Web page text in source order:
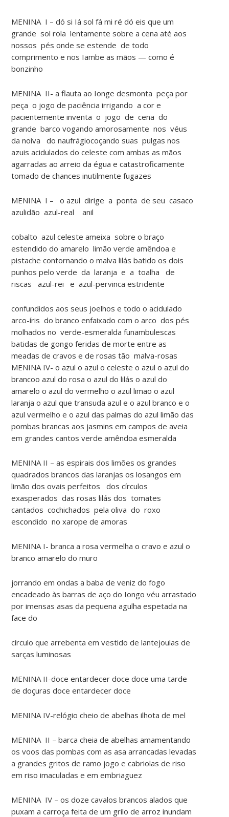
MENINA I – dó si Iá sol fá mi ré dó eis que um
grande sol rola lentamente sobre a cena até aos
nossos pés onde se estende de todo
comprimento e nos Iambe as mãos — como é
bonzinho
MENINA II- a flauta ao Ionge desmonta peça por
peça o jogo de paciência irrigando a cor e
pacientemente inventa o jogo de cena do
grande barco vogando amorosamente nos véus
da noiva do naufrágiocoçando suas pulgas nos
azuis acidulados do celeste com ambas as mãos
agarradas ao arreio da égua e catastroficamente
tomado de chances inutilmente fugazes
MENINA I – o azul dirige a ponta de seu casaco
azulidão azul-real anil
cobalto azul celeste ameixa sobre o braço
estendido do amarelo limão verde amêndoa e
pistache contornando o malva lilás batido os dois
punhos pelo verde da laranja e a toalha de
riscas azul-rei e azul-pervinca estridente
confundidos aos seus joelhos e todo o acidulado
arco-íris do branco enfaixado com o arco dos pés
molhados no verde-esmeralda funambulescas
batidas de gongo feridas de morte entre as
meadas de cravos e de rosas tão malva-rosas
MENINA IV- o azul o azul o celeste o azul o azul do
brancoo azul do rosa o azul do lilás o azul do
amarelo o azul do vermelho o azul limao o azul
laranja o azul que transuda azul e o azul branco e o
azul vermelho e o azul das palmas do azul limão das
pombas brancas aos jasmins em campos de aveia
em grandes cantos verde amêndoa esmeralda
MENINA II – as espirais dos limões os grandes
quadrados brancos das laranjas os losangos em
limão dos ovais perfeitos dos círculos
exasperados das rosas lilás dos tomates
cantados cochichados pela oliva do roxo
escondido no xarope de amoras
MENINA I- branca a rosa vermelha o cravo e azul o
branco amarelo do muro
jorrando em ondas a baba de veniz do fogo
encadeado às barras de aço do Iongo véu arrastado
por imensas asas da pequena agulha espetada na
face do
círculo que arrebenta em vestido de lantejoulas de
sarças luminosas
MENINA II-doce entardecer doce doce uma tarde
de doçuras doce entardecer doce
MENINA IV-relógio cheio de abelhas ilhota de mel
MENINA II – barca cheia de abelhas amamentando
os voos das pombas com as asa arrancadas levadas
a grandes gritos de ramo jogo e cabriolas de riso
em riso imaculadas e em embriaguez
MENINA IV – os doze cavalos brancos alados que
puxam a carroça feita de um grilo de arroz inundam